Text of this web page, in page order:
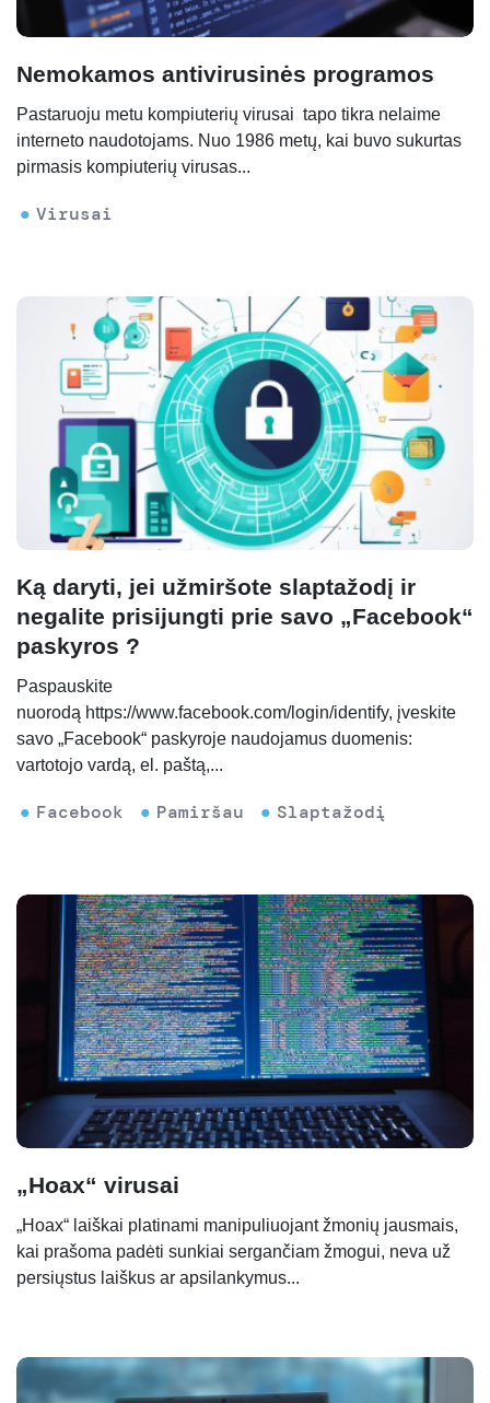
Nemokamos antivirusinės programos
Pastaruoju metu kompiuterių virusai tapo tikra nelaime
interneto naudotojams. Nuo 1986 metų, kai buvo sukurtas
pirmasis kompiuterių virusas...
Virusai
Ką daryti, jei užmiršote slaptažodį ir
negalite prisijungti prie savo „Facebook“
paskyros ?
Paspauskite
nuorodą https://www.facebook.com/login/identify, įveskite
savo „Facebook“ paskyroje naudojamus duomenis:
vartotojo vardą, el. paštą,...
Facebook Pamiršau Slaptažodį
„Hoax“ virusai
„Hoax“ laiškai platinami manipuliuojant žmonių jausmais,
kai prašoma padėti sunkiai sergančiam žmogui, neva už
persiųstus laiškus ar apsilankymus...